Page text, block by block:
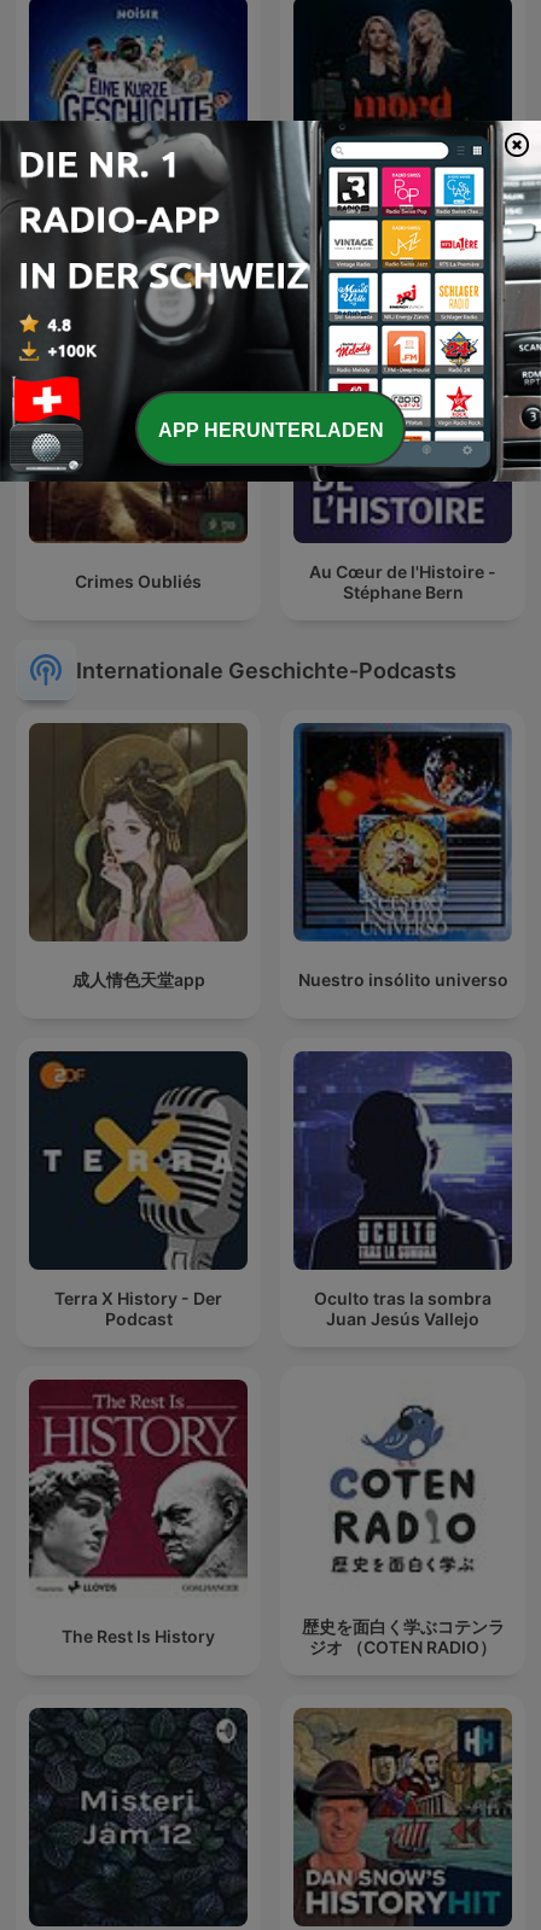
Eine kurze Geschichte
über...
MORD AUF EX
Crimes Oubliés
Au Cœur de l'Histoire -
Stéphane Bern
Internationale Geschichte-Podcasts
成人情色天堂app Nuestro insólito universo
Terra X History - Der
Podcast
Oculto tras la sombra
Juan Jesús Vallejo
The Rest Is History
歴史を面白く学ぶコテンラ
ジオ （COTEN RADIO）
APP HERUNTERLADEN